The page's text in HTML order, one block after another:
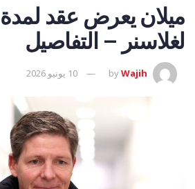
ميلان يعرض عقد
لغلاسنر – التفاصيل
byWajih 10 يونيو 2026